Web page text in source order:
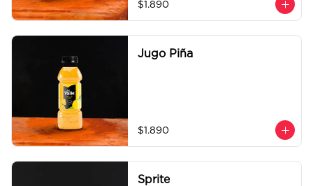
$1.890
Jugo Piña
$1.890
Sprite